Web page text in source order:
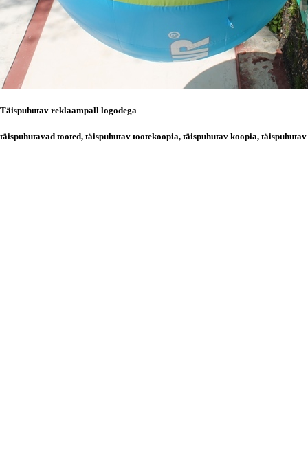
Täispuhutav reklaampall logodega
täispuhutavad tooted, täispuhutav tootekoopia, täispuhutav koopia,